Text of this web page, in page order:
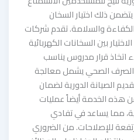
ذلك اختيار السخان
والسلامة. تقدم شركات
بين السخانات الكهربائية
اتخاذ قرار مدروس يناسب
الصرف الصحي يشمل معالجة
الصيانة الدورية لضمان
هذه الخدمة أيضاً عمليات
مما يساعد في تفادي
للإصلاحات. من الضروري